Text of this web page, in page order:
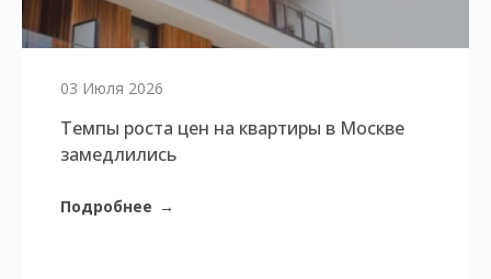
03 Июля 2026
Темпы роста цен на квартиры в Москве
замедлились
Подробнее →